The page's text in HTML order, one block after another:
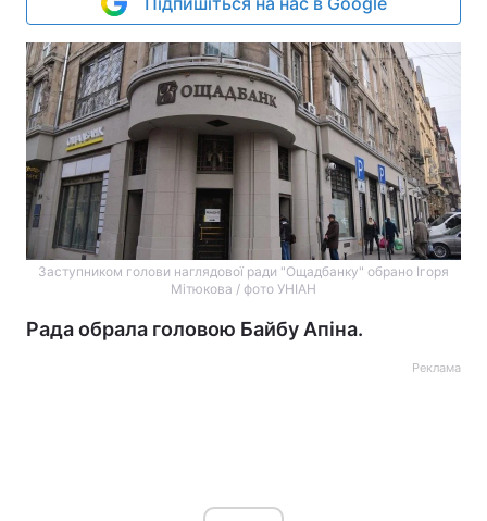
Заступником голови наглядової ради "Ощадбанку" обрано Ігоря
Мітюкова / фото УНІАН
Рада обрала головою Байбу Апіна.
Реклама